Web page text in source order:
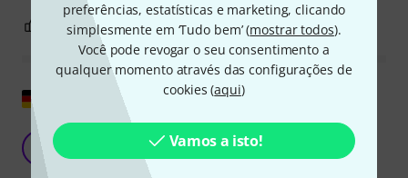
preferências, estatísticas e marketing, clicando
simplesmente em ‘Tudo bem’ (mostrar todos).
Você pode revogar o seu consentimento a
qualquer momento através das configurações de
cookies (aqui)
Vamos a isto!
0 REPORTAR A CRÍTICA
Mostrar original
Broche de saxofone
Sabine K. 27.12.2009